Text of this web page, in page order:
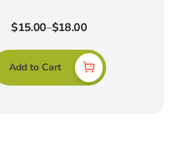
$15.00–$18.00
Add to Cart